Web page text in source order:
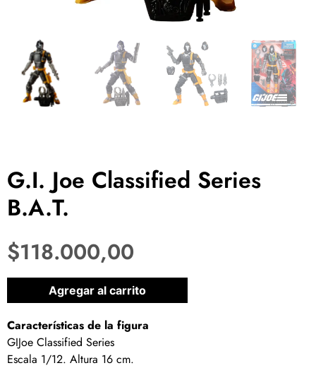
G.I. Joe Classified Series
B.A.T.
$118.000,00
1 disponibles
Agregar al carrito
Características de la figura
GIJoe Classified Series
Escala 1/12. Altura 16 cm.